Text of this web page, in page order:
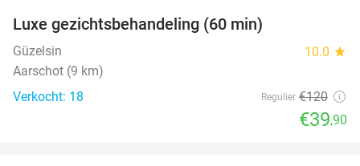
Luxe gezichtsbehandeling (60 min)
Güzelsin 10.0 star
Aarschot (9 km)
Verkocht: 18
Regulier €120
€39,90